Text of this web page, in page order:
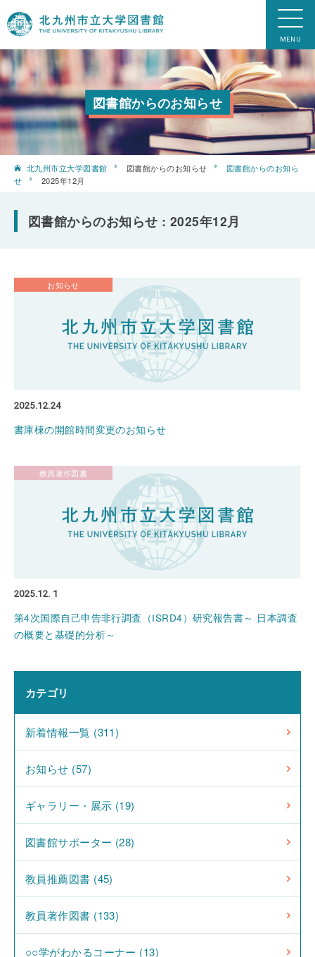
図書館からのお知らせ
北九州市立大学図書館 図書館からのお知らせ
図書館からのお知ら
せ
2025年12月
図書館からのお知らせ : 2025年12月
お知らせ
2025.12.24
書庫棟の開館時間変更のお知らせ
教員著作図書
2025.12. 1
第4次国際自己申告非行調査（ISRD4）研究報告書～ 日本調査
の概要と基礎的分析～
カテゴリ
新着情報一覧 (311)
お知らせ (57)
ギャラリー・展示 (19)
図書館サポーター (28)
教員推薦図書 (45)
教員著作図書 (133)
○○学がわかるコーナー (13)